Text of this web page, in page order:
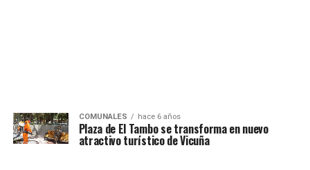
COMUNALES hace 6 años
Plaza de El Tambo se transforma en nuevo
atractivo turístico de Vicuña